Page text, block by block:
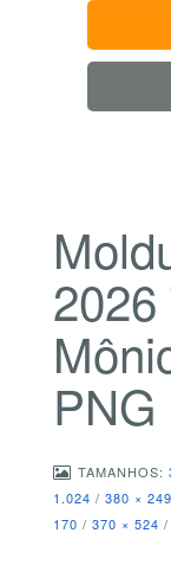
PNG
TAMANHOS:
1.024 / 380 × 249
170 / 370 × 524 /